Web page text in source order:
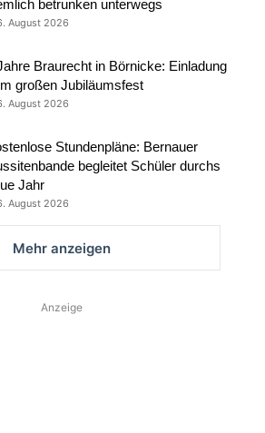
betrunken unterwegs
August 2026
Braurecht in Börnicke: Einladung
großen Jubiläumsfest
August 2026
Stundenpläne: Bernauer
begleitet Schüler durchs
Jahr
August 2026
Mehr anzeigen
Anzeige